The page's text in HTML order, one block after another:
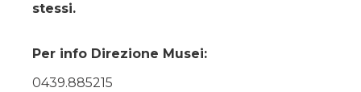
stessi.
Per info Direzione Musei:
0439.885215